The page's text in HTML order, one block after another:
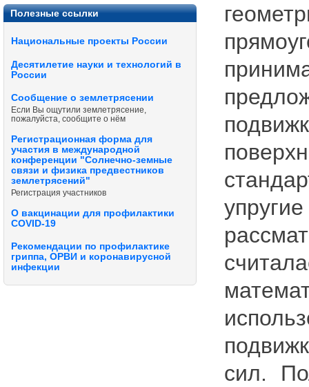
Полезные ссылки
Национальные проекты России
Десятилетие науки и технологий в
России
Сообщение о землетрясении
Если Вы ощутили землетрясение,
пожалуйста, сообщите о нём
Регистрационная форма для
участия в международной
конференции "Солнечно-земные
связи и физика предвестников
землетрясений"
Регистрация участников
О вакцинации для профилактики
COVID-19
Рекомендации по профилактике
гриппа, ОРВИ и коронавирусной
инфекции
сил.